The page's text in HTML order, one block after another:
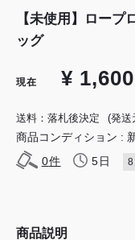
【未使用】ロー
ッグ
現在 ¥ 1,600
送料：落札後決定 (発送
商品コンディション :
0件 5日
商品説明